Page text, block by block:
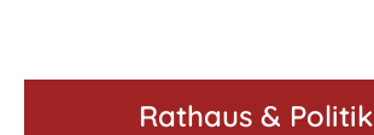
Rathaus & Politik